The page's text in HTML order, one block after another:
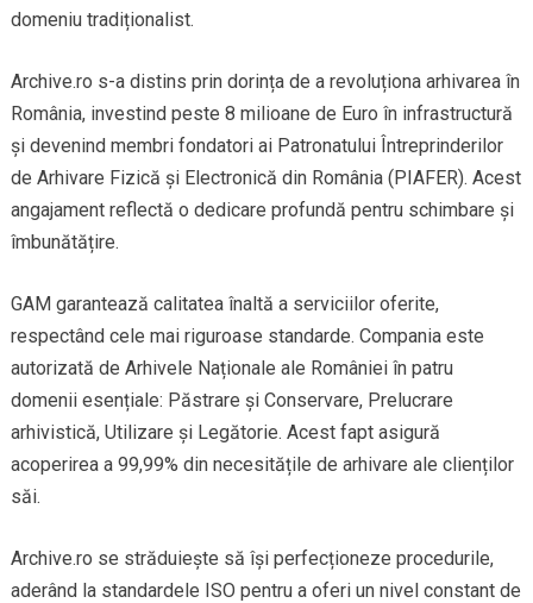
domeniu tradiționalist.
Archive.ro s-a distins prin dorința de a revoluționa arhivarea în
România, investind peste 8 milioane de Euro în infrastructură
și devenind membri fondatori ai Patronatului Întreprinderilor
de Arhivare Fizică și Electronică din România (PIAFER). Acest
angajament reflectă o dedicare profundă pentru schimbare și
îmbunătățire.
GAM garantează calitatea înaltă a serviciilor oferite,
respectând cele mai riguroase standarde. Compania este
autorizată de Arhivele Naționale ale României în patru
domenii esențiale: Păstrare și Conservare, Prelucrare
arhivistică, Utilizare și Legătorie. Acest fapt asigură
acoperirea a 99,99% din necesitățile de arhivare ale clienților
săi.
Archive.ro se străduiește să își perfecționeze procedurile,
aderând la standardele ISO pentru a oferi un nivel constant de